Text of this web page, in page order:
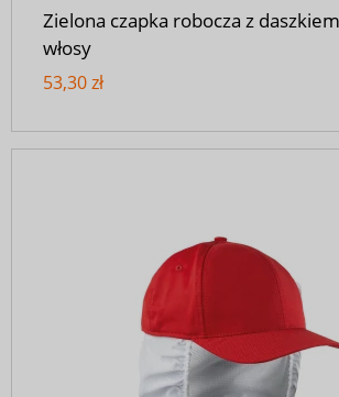
Zielona czapka robocza z
włosy
53,30 zł